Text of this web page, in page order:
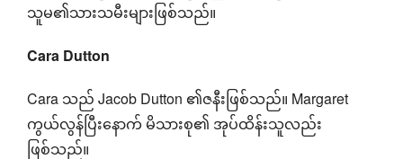
သူမ၏သားသမီးများဖြစ်သည်။
Cara Dutton
Cara သည် Jacob Dutton ၏ဇနီးဖြစ်သည်။ Margaret
ကွယ်လွန်ပြီးနောက် မိသားစု၏ အုပ်ထိန်းသူလည်း
ဖြစ်သည်။